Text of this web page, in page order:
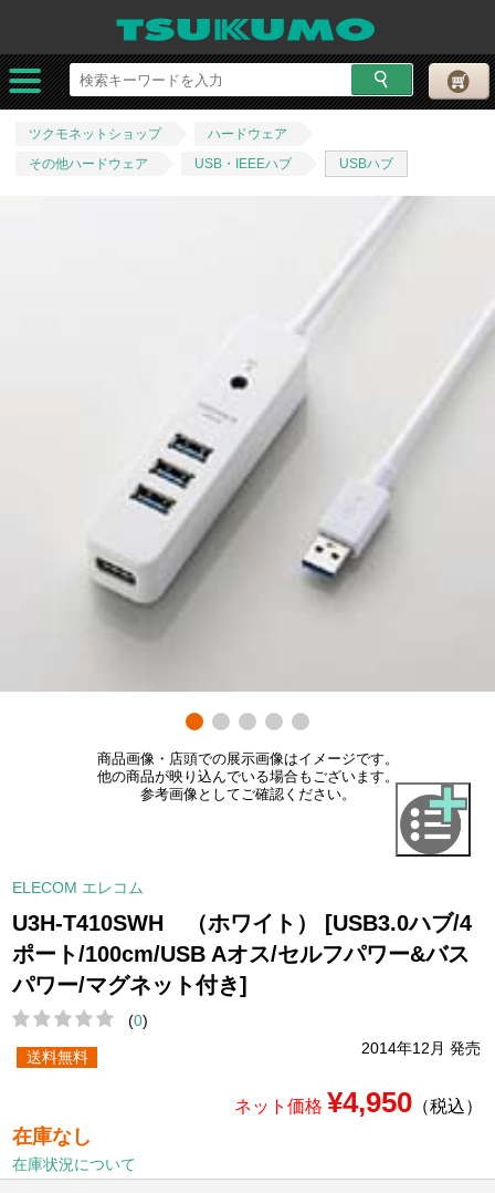
ツクモネットショップ
ハードウェア
その他ハードウェア
USB・IEEEハブ USBハブ
商品画像・店頭での展示画像はイメージです。
他の商品が映り込んでいる場合もございます。
参考画像としてご確認ください。
ELECOM エレコム
U3H-T410SWH （ホワイト） [USB3.0ハブ/4
ポート/100cm/USB Aオス/セルフパワー&バス
パワー/マグネット付き]
(0)
2014年12月 発売
送料無料
ネット価格 ¥4,950（税込）
在庫なし
在庫状況について